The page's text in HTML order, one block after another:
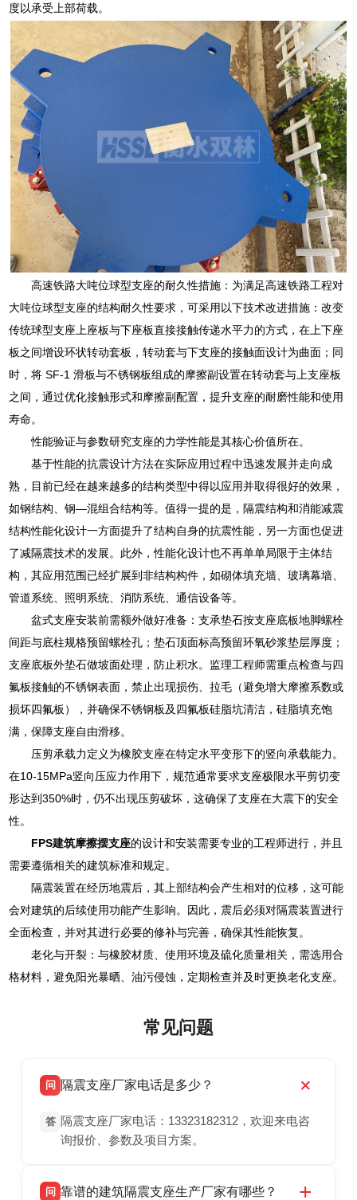
度以承受上部荷载。
高速铁路大吨位球型支座的耐久性措施：为满足高速铁路工程对
大吨位球型支座的结构耐久性要求，可采用以下技术改进措施：改变
传统球型支座上座板与下座板直接接触传递水平力的方式，在上下座
板之间增设环状转动套板，转动套与下支座的接触面设计为曲面；同
时，将 SF-1 滑板与不锈钢板组成的摩擦副设置在转动套与上支座板
之间，通过优化接触形式和摩擦副配置，提升支座的耐磨性能和使用
寿命。
性能验证与参数研究支座的力学性能是其核心价值所在。
基于性能的抗震设计方法在实际应用过程中迅速发展并走向成
熟，目前已经在越来越多的结构类型中得以应用并取得很好的效果，
如钢结构、钢—混组合结构等。值得一提的是，隔震结构和消能减震
结构性能化设计一方面提升了结构自身的抗震性能，另一方面也促进
了减隔震技术的发展。此外，性能化设计也不再单单局限于主体结
构，其应用范围已经扩展到非结构构件，如砌体填充墙、玻璃幕墙、
管道系统、照明系统、消防系统、通信设备等。
盆式支座安装前需额外做好准备：支承垫石按支座底板地脚螺栓
间距与底柱规格预留螺栓孔；垫石顶面标高预留环氧砂浆垫层厚度；
支座底板外垫石做坡面处理，防止积水。监理工程师需重点检查与四
氟板接触的不锈钢表面，禁止出现损伤、拉毛（避免增大摩擦系数或
损坏四氟板），并确保不锈钢板及四氟板硅脂坑清洁，硅脂填充饱
满，保障支座自由滑移。
压剪承载力定义为橡胶支座在特定水平变形下的竖向承载能力。
在10-15MPa竖向压应力作用下，规范通常要求支座极限水平剪切变
形达到350%时，仍不出现压剪破坏，这确保了支座在大震下的安全
性。
FPS建筑摩擦摆支座的设计和安装需要专业的工程师进行，并且
需要遵循相关的建筑标准和规定。
隔震装置在经历地震后，其上部结构会产生相对的位移，这可能
会对建筑的后续使用功能产生影响。因此，震后必须对隔震装置进行
全面检查，并对其进行必要的修补与完善，确保其性能恢复。
老化与开裂：与橡胶材质、使用环境及硫化质量相关，需选用合
格材料，避免阳光暴晒、油污侵蚀，定期检查并及时更换老化支座。
常见问题
问 隔震支座厂家电话是多少？
答 隔震支座厂家电话：13323182312，欢迎来电咨
询报价、参数及项目方案。
问 靠谱的建筑隔震支座生产厂家有哪些？